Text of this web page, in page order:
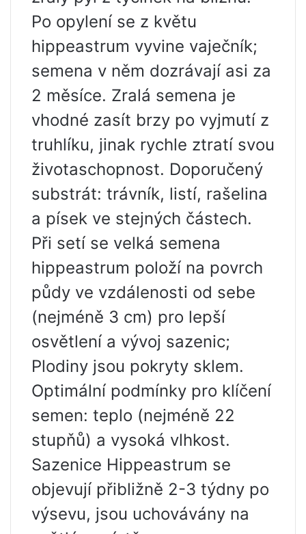
Po opylení se z květu
hippeastrum vyvine vaječník;
semena v něm dozrávají asi za
2 měsíce. Zralá semena je
vhodné zasít brzy po vyjmutí z
truhlíku, jinak rychle ztratí svou
životaschopnost. Doporučený
substrát: trávník, listí, rašelina
a písek ve stejných částech.
Při setí se velká semena
hippeastrum položí na povrch
půdy ve vzdálenosti od sebe
(nejméně 3 cm) pro lepší
osvětlení a vývoj sazenic;
Plodiny jsou pokryty sklem.
Optimální podmínky pro klíčení
semen: teplo (nejméně 22
stupňů) a vysoká vlhkost.
Sazenice Hippeastrum se
objevují přibližně 2-3 týdny po
výsevu, jsou uchovávány na